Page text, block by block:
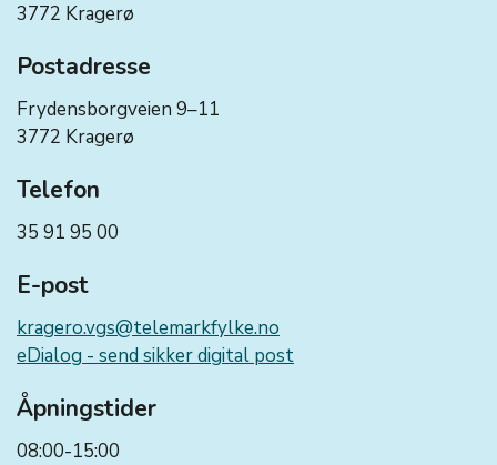
3772 Kragerø
Postadresse
Frydensborgveien 9–11
3772 Kragerø
Telefon
35 91 95 00
E-post
kragero.vgs@telemarkfylke.no
eDialog - send sikker digital post
Åpningstider
08:00-15:00